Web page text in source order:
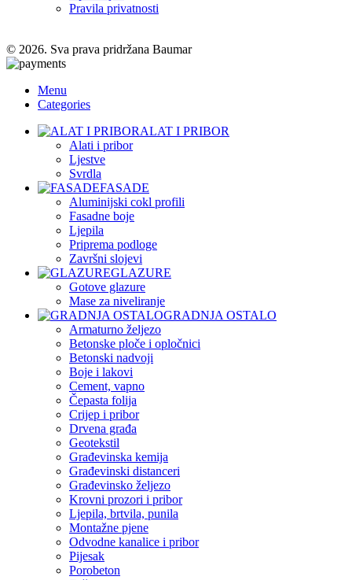
Pravila privatnosti
© 2026. Sva prava pridržana Baumar
Menu
Categories
ALAT I PRIBOR
Alati i pribor
Ljestve
Svrdla
FASADE
Aluminijski cokl profili
Fasadne boje
Ljepila
Priprema podloge
Završni slojevi
GLAZURE
Gotove glazure
Mase za niveliranje
GRADNJA OSTALO
Armaturno željezo
Betonske ploče i opločnici
Betonski nadvoji
Boje i lakovi
Cement, vapno
Čepasta folija
Crijep i pribor
Drvena građa
Geotekstil
Građevinska kemija
Građevinski distanceri
Građevinsko željezo
Krovni prozori i pribor
Ljepila, brtvila, punila
Montažne pjene
Odvodne kanalice i pribor
Pijesak
Porobeton